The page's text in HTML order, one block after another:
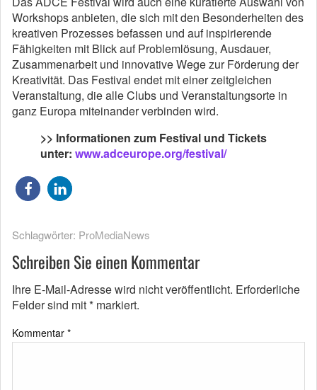
Workshops anbieten, die sich mit den Besonderheiten des
kreativen Prozesses befassen und auf inspirierende
Fähigkeiten mit Blick auf Problemlösung, Ausdauer,
Zusammenarbeit und innovative Wege zur Förderung der
Kreativität. Das Festival endet mit einer zeitgleichen
Veranstaltung, die alle Clubs und Veranstaltungsorte in
ganz Europa miteinander verbinden wird.
>> Informationen zum Festival und Tickets
unter: www.adceurope.org/festival/
Schlagwörter: ProMediaNews
Schreiben Sie einen Kommentar
Ihre E-Mail-Adresse wird nicht veröffentlicht. Erforderliche
Felder sind mit* markiert.
Kommentar *